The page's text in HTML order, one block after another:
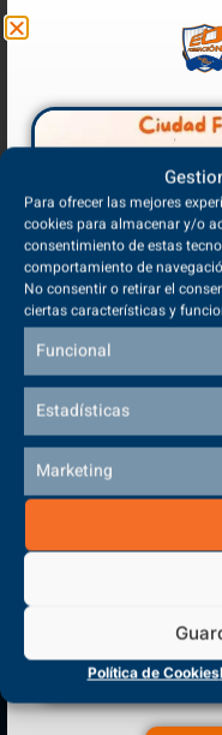
Para ofrecer las mejores
cookies para almacenar y/o
consentimiento de estas
comportamiento de
No consentir o retirar el
ciertas características y
Funcional
Estadísticas
Marketing
Política de Cookies
No solo
para liderarla.
Ciclos
y